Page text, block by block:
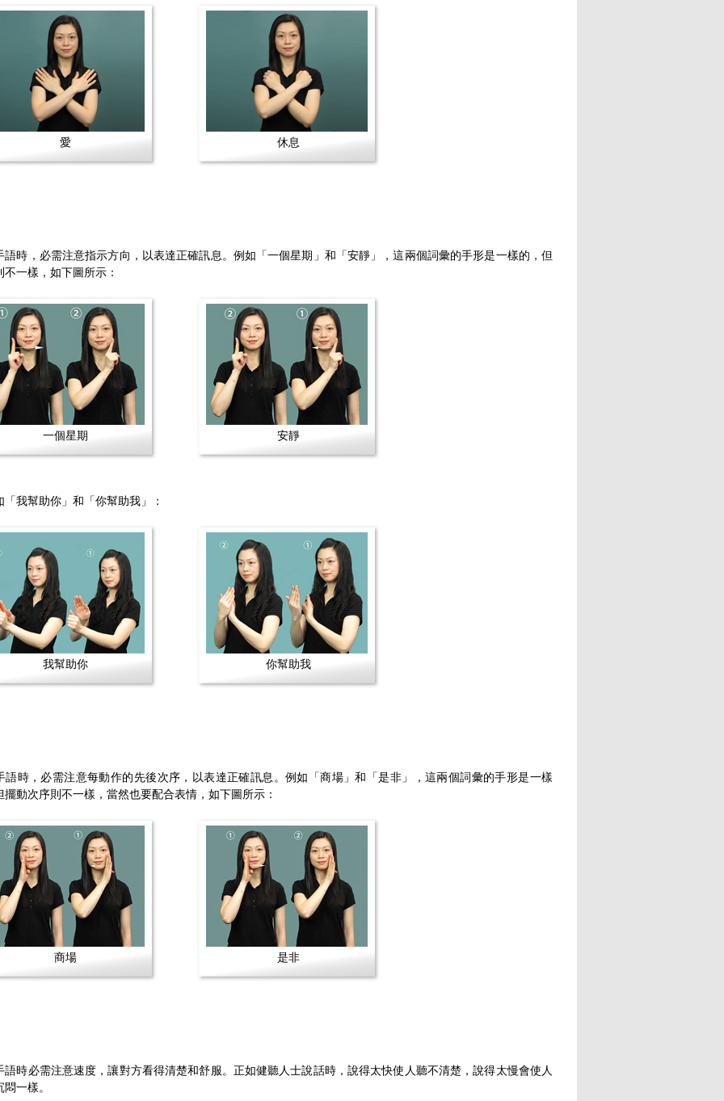
愛 休息
語時，必需注意指示方向，以表達正確訊息。例如「一個星期」和「安靜」，這兩個詞彙的手形是一樣的，但
不一樣，如下圖所示：
一個星期 安靜
「我幫助你」和「你幫助我」：
我幫助你 你幫助我
語時，必需注意每動作的先後次序，以表達正確訊息。例如「商場」和「是非」，這兩個詞彙的手形是一樣
擺動次序則不一樣，當然也要配合表情，如下圖所示：
商場 是非
語時必需注意速度，讓對方看得清楚和舒服。正如健聽人士說話時，說得太快使人聽不清楚，說得太慢會使人
一樣。